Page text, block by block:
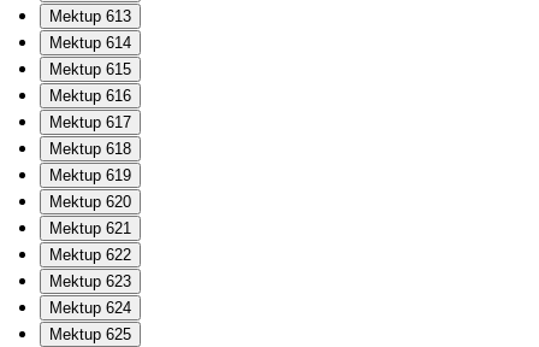
Mektup 613
Mektup 614
Mektup 615
Mektup 616
Mektup 617
Mektup 618
Mektup 619
Mektup 620
Mektup 621
Mektup 622
Mektup 623
Mektup 624
Mektup 625